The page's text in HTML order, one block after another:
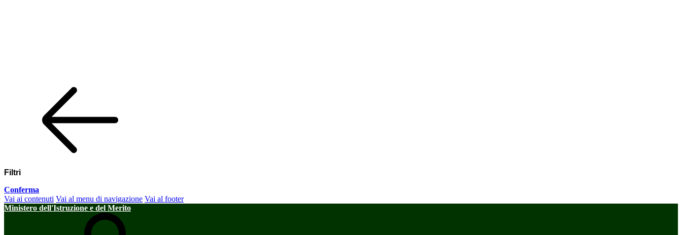
Filtri
Conferma
Vai ai contenuti Vai al menu di navigazione Vai al footer
Ministero dell'Istruzione e del Merito